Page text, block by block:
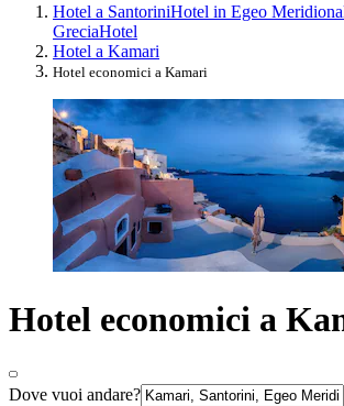
Hotel a SantoriniHotel in Egeo
GreciaHotel
Hotel a Kamari
Hotel economici a Kamari
Hotel economici a
Dove vuoi andare?